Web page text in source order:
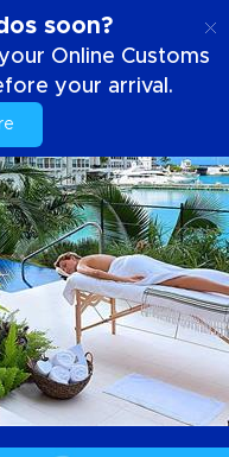
soon?
Online Customs
your arrival.